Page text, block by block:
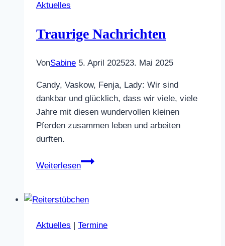
Aktuelles
Traurige Nachrichten
VonSabine 5. April 202523. Mai 2025
Candy, Vaskow, Fenja, Lady: Wir sind
dankbar und glücklich, dass wir viele, viele
Jahre mit diesen wundervollen kleinen
Pferden zusammen leben und arbeiten
durften.
Weiterlesen
Traurige
Aktuelles Termine